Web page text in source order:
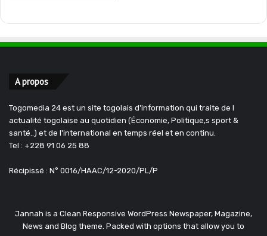
A propos
Togomedia 24 est un site togolais d'information qui traite de l
actualité togolaise au quotidien (Économie, Politique,s sport &
santé..) et de l'international en temps réel et en continu.
Tel : +228 91 06 25 88
Récipissé : N° 0016/HAAC/12-2020/PL/P
Jannah is a Clean Responsive WordPress Newspaper, Magazine,
News and Blog theme. Packed with options that allow you to